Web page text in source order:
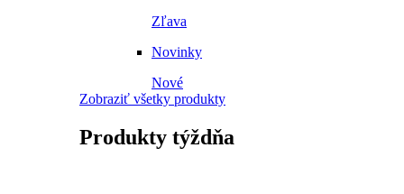
Zľava
Novinky
Nové
Zobraziť všetky produkty
Produkty týždňa